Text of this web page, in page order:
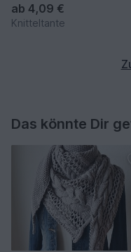
ab 4,09 €
Knitteltante
Das könnte Dir